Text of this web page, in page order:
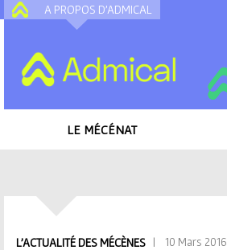
A PROPOS D'ADMICAL
LE MÉCÉNAT
L'ACTUALITÉ DES MÉCÈNES | 10 Mars 2016